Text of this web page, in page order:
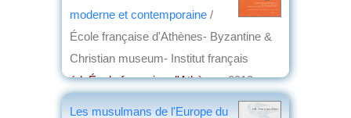
moderne et contemporaine /
École française d'Athènes- Byzantine &
Christian museum- Institut français
éd. École française d'Athènes, 2013
Les musulmans de l'Europe du